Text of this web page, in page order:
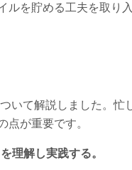
ルを貯める工夫を取り
いて解説しました。忙
点が重要です。
理解し実践する。